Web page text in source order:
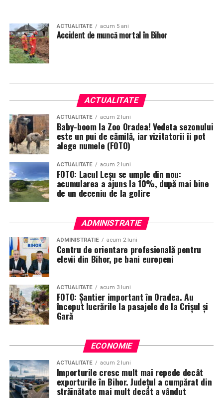
ACTUALITATE acum 5 ani
Accident de muncă mortal în Bihor
ACTUALITATE
ACTUALITATE acum 2 luni
Baby-boom la Zoo Oradea! Vedeta sezonului
este un pui de cămilă, iar vizitatorii îi pot
alege numele (FOTO)
ACTUALITATE acum 2 luni
FOTO: Lacul Leșu se umple din nou:
acumularea a ajuns la 10%, după mai bine
de un deceniu de la golire
ADMINISTRATIE
ADMINISTRATIE acum 2 luni
Centru de orientare profesională pentru
elevii din Bihor, pe bani europeni
ACTUALITATE acum 3 luni
FOTO: Șantier important în Oradea. Au
început lucrările la pasajele de la Crișul și
Gară
ECONOMIE
ACTUALITATE acum 2 luni
Importurile cresc mult mai repede decât
exporturile în Bihor. Județul a cumpărat din
străinătate mai mult decât a vândut